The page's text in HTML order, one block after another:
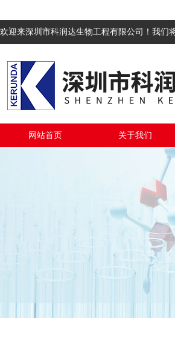
欢迎来深圳市科润达生物工程有限公司！我们
网站首页 关于我们